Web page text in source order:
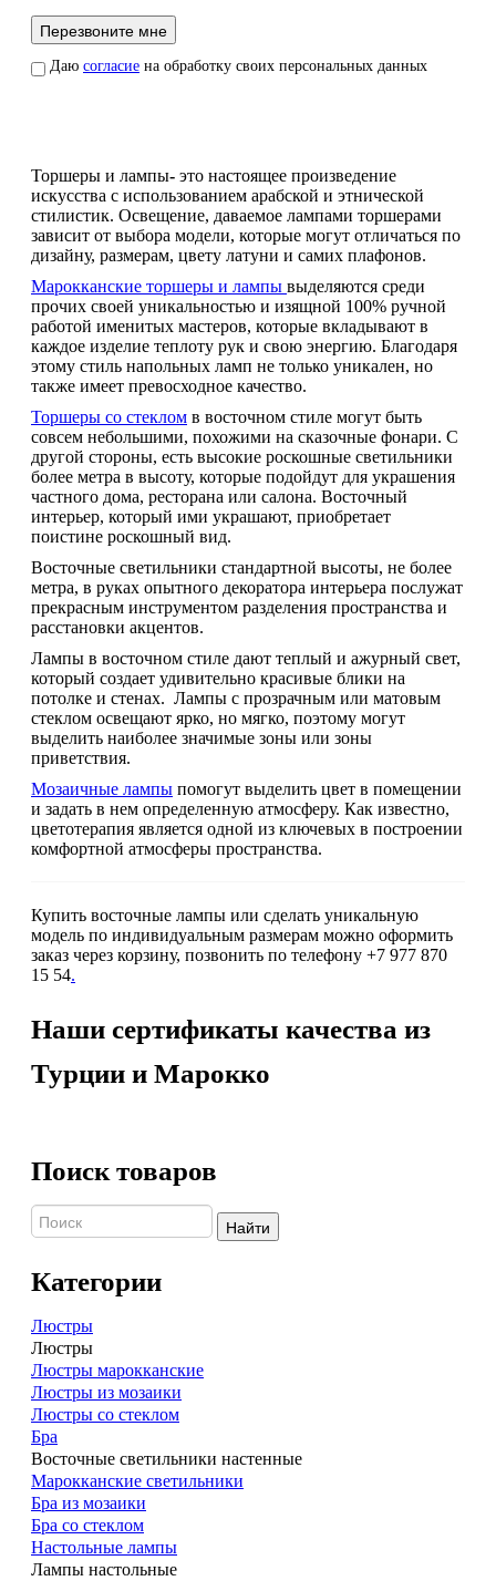
Даю согласие на обработку своих персональных данных
Торшеры и лампы- это настоящее произведение
искусства с использованием арабской и этнической
стилистик. Освещение, даваемое лампами торшерами
зависит от выбора модели, которые могут отличаться по
дизайну, размерам, цвету латуни и самих плафонов.
Марокканские торшеры и лампы выделяются среди
прочих своей уникальностью и изящной 100% ручной
работой именитых мастеров, которые вкладывают в
каждое изделие теплоту рук и свою энергию. Благодаря
этому стиль напольных ламп не только уникален, но
также имеет превосходное качество.
Торшеры со стеклом в восточном стиле могут быть
совсем небольшими, похожими на сказочные фонари. С
другой стороны, есть высокие роскошные светильники
более метра в высоту, которые подойдут для украшения
частного дома, ресторана или салона. Восточный
интерьер, который ими украшают, приобретает
поистине роскошный вид.
Восточные светильники стандартной высоты, не более
метра, в руках опытного декоратора интерьера послужат
прекрасным инструментом разделения пространства и
расстановки акцентов.
Лампы в восточном стиле дают теплый и ажурный свет,
который создает удивительно красивые блики на
потолке и стенах. Лампы с прозрачным или матовым
стеклом освещают ярко, но мягко, поэтому могут
выделить наиболее значимые зоны или зоны
приветствия.
Мозаичные лампы помогут выделить цвет в помещении
и задать в нем определенную атмосферу. Как известно,
цветотерапия является одной из ключевых в построении
комфортной атмосферы пространства.
Купить восточные лампы или сделать уникальную
модель по индивидуальным размерам можно оформить
заказ через корзину, позвонить по телефону +7 977 870
15 54.
Наши сертификаты качества из
Турции и Марокко
Поиск товаров
Найти
Категории
Люстры
Люстры
Люстры марокканские
Люстры из мозаики
Люстры со стеклом
Бра
Восточные светильники настенные
Марокканские светильники
Бра из мозаики
Бра со стеклом
Настольные лампы
Лампы настольные